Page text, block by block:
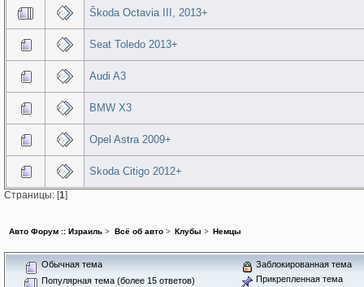
Škoda Octavia III, 2013+
Seat Toledo 2013+
Audi A3
BMW X3
Opel Astra 2009+
Skoda Citigo 2012+
Страницы: [1]
Авто Форум :: Израиль > Всё об авто> Клубы > Немцы
Обычная тема
Популярная тема (более 15 ответов)
Заблокированная тема
Прикрепленная тема